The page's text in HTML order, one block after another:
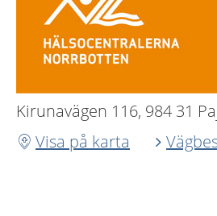
Kirunavägen 116, 984 31
Visa på karta